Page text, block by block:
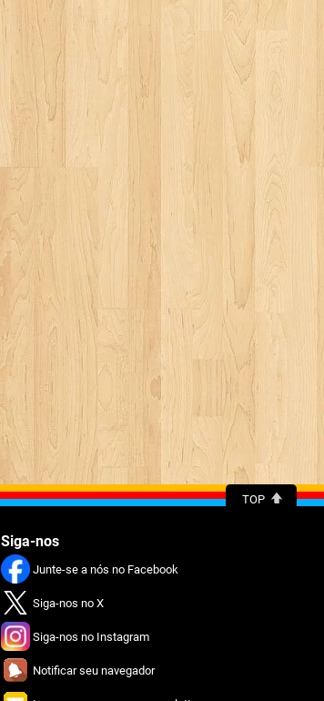
TOP
Siga-nos
Junte-se a nós no Facebook
Siga-nos no X
Siga-nos no Instagram
Notificar seu navegador